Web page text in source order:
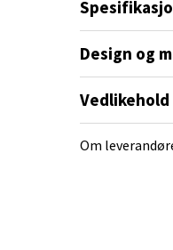
Design og
Om